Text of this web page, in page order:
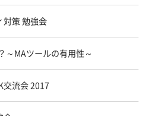
対策 勉強会
～MAツールの有用性～
交流会 2017